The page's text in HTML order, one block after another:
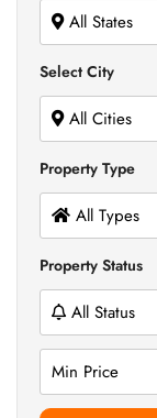
All States
Select City
All Cities
Property Type
All Types
Property Status
All Status
Min Price